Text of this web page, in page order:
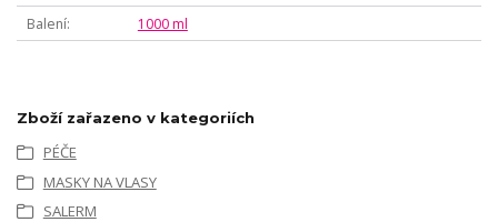
Balení
1000 ml
Zboží zařazeno v kategoriích
PÉČE
MASKY NA VLASY
SALERM